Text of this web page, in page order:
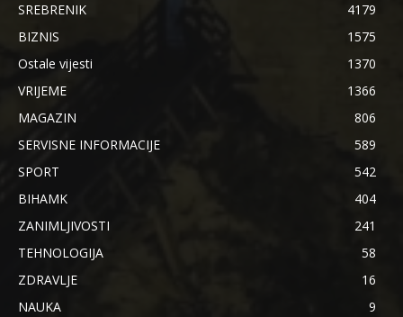
SREBRENIK
4179
BIZNIS
1575
Ostale vijesti
1370
VRIJEME
1366
MAGAZIN
806
SERVISNE INFORMACIJE
589
SPORT
542
BIHAMK
404
ZANIMLJIVOSTI
241
TEHNOLOGIJA
58
ZDRAVLJE
16
NAUKA
9